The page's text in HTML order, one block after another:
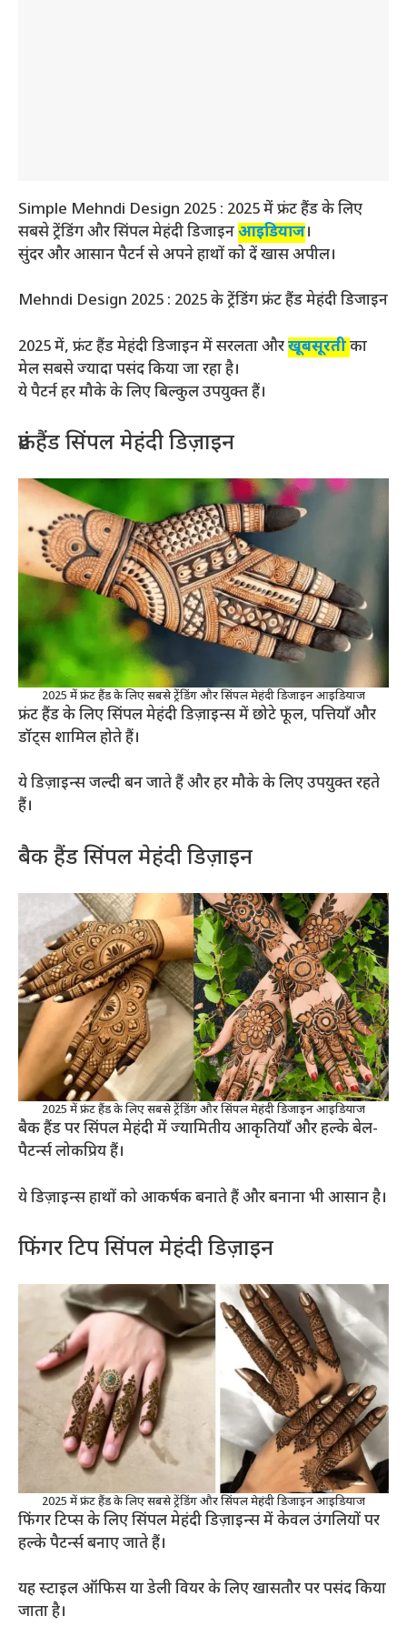
Simple Mehndi Design 2025 : 2025 में फ्रंट हैंड के लिए
सबसे ट्रेंडिंग और सिंपल मेहंदी डिजाइनआइडियाज।
सुंदर और आसान पैटर्न से अपने हाथों को दें खास अपील।
Mehndi Design 2025 : 2025 के ट्रेंडिंग फ्रंट हैंड मेहंदी डिजाइन
2025 में, फ्रंट हैंड मेहंदी डिजाइन में सरलता औरखूबसूरतीका
मेल सबसे ज्यादा पसंद किया जा रहा है।
ये पैटर्न हर मौके के लिए बिल्कुल उपयुक्त हैं।
फ्रंट हैंड सिंपल मेहंदी डिज़ाइन
2025 में फ्रंट हैंड के लिए सबसे ट्रेंडिंग और सिंपल मेहंदी डिजाइन आइडियाज
फ्रंट हैंड के लिए सिंपल मेहंदी डिज़ाइन्स में छोटे फूल, पत्तियाँ और
डॉट्स शामिल होते हैं।
ये डिज़ाइन्स जल्दी बन जाते हैं और हर मौके के लिए उपयुक्त रहते
हैं।
बैक हैंड सिंपल मेहंदी डिज़ाइन
2025 में फ्रंट हैंड के लिए सबसे ट्रेंडिंग और सिंपल मेहंदी डिजाइन आइडियाज
बैक हैंड पर सिंपल मेहंदी में ज्यामितीय आकृतियाँ और हल्के बेल-
पैटर्न्स लोकप्रिय हैं।
ये डिज़ाइन्स हाथों को आकर्षक बनाते हैं और बनाना भी आसान है।
फिंगर टिप सिंपल मेहंदी डिज़ाइन
2025 में फ्रंट हैंड के लिए सबसे ट्रेंडिंग और सिंपल मेहंदी डिजाइन आइडियाज
फिंगर टिप्स के लिए सिंपल मेहंदी डिज़ाइन्स में केवल उंगलियों पर
हल्के पैटर्न्स बनाए जाते हैं।
यह स्टाइल ऑफिस या डेली वियर के लिए खासतौर पर पसंद किया
जाता है।